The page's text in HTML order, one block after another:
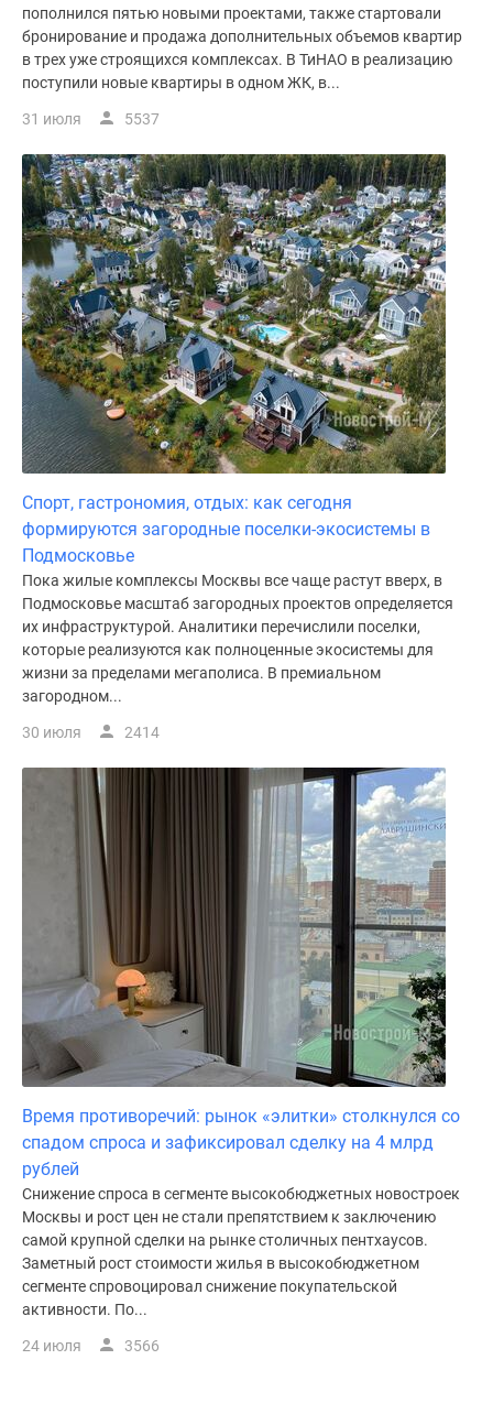
пополнился пятью новыми проектами, также стартовали
бронирование и продажа дополнительных объемов квартир
в трех уже строящихся комплексах. В ТиНАО в реализацию
поступили новые квартиры в одном ЖК, в...
31 июля 5537
Спорт, гастрономия, отдых: как сегодня
формируются загородные поселки-экосистемы в
Подмосковье
Пока жилые комплексы Москвы все чаще растут вверх, в
Подмосковье масштаб загородных проектов определяется
их инфраструктурой. Аналитики перечислили поселки,
которые реализуются как полноценные экосистемы для
жизни за пределами мегаполиса. В премиальном
загородном...
30 июля 2414
Время противоречий: рынок «элитки» столкнулся со
спадом спроса и зафиксировал сделку на 4 млрд
рублей
Снижение спроса в сегменте высокобюджетных новостроек
Москвы и рост цен не стали препятствием к заключению
самой крупной сделки на рынке столичных пентхаусов.
Заметный рост стоимости жилья в высокобюджетном
сегменте спровоцировал снижение покупательской
активности. По...
24 июля 3566